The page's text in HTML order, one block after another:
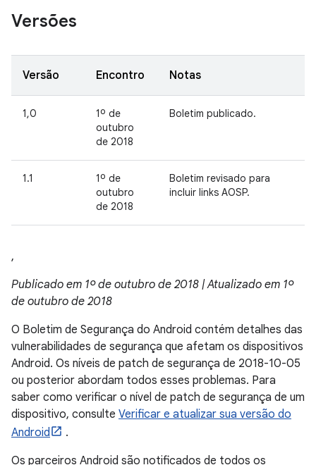
Versões
Versão Encontro Notas
1,0
1º de
outubro
de 2018
Boletim publicado.
1.1
1º de
outubro
de 2018
Boletim revisado para
incluir links AOSP.
,
Publicado em 1º de outubro de 2018 | Atualizado em 1º
de outubro de 2018
O Boletim de Segurança do Android contém detalhes das
vulnerabilidades de segurança que afetam os dispositivos
Android. Os níveis de patch de segurança de 2018-10-05
ou posterior abordam todos esses problemas. Para
saber como verificar o nível de patch de segurança de um
dispositivo, consulte Verificar e atualizar sua versão do
Android
.
Os parceiros Android são notificados de todos os